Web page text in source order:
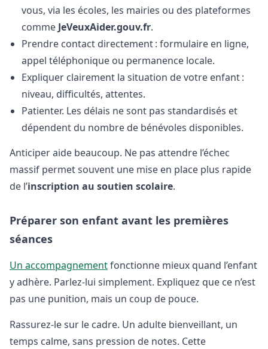
vous, via les écoles, les mairies ou des plateformes
comme JeVeuxAider.gouv.fr.
Prendre contact directement : formulaire en ligne,
appel téléphonique ou permanence locale.
Expliquer clairement la situation de votre enfant :
niveau, difficultés, attentes.
Patienter. Les délais ne sont pas standardisés et
dépendent du nombre de bénévoles disponibles.
Anticiper aide beaucoup. Ne pas attendre l’échec
massif permet souvent une mise en place plus rapide
de l’inscription au soutien scolaire.
Préparer son enfant avant les premières
séances
Un accompagnementfonctionne mieux quand l’enfant
y adhère. Parlez-lui simplement. Expliquez que ce n’est
pas une punition, mais un coup de pouce.
Rassurez-le sur le cadre. Un adulte bienveillant, un
temps calme, sans pression de notes. Cette